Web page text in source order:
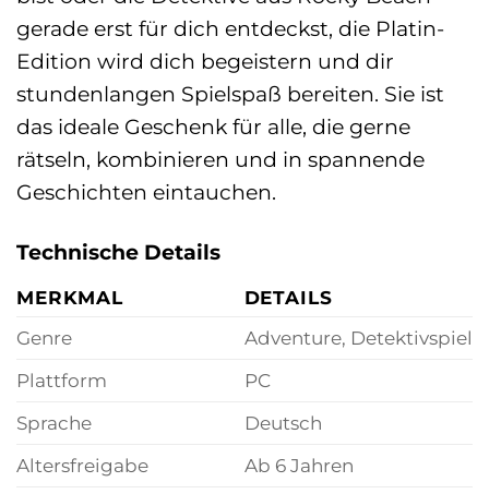
gerade erst für dich entdeckst, die Platin-
Edition wird dich begeistern und dir
stundenlangen Spielspaß bereiten. Sie ist
das ideale Geschenk für alle, die gerne
rätseln, kombinieren und in spannende
Geschichten eintauchen.
Technische Details
MERKMAL
DETAILS
Genre
Adventure, Detektivspiel
Plattform
PC
Sprache
Deutsch
Altersfreigabe
Ab 6 Jahren